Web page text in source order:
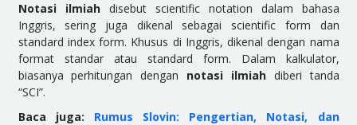
Notasi ilmiahdisebut scientific notation dalam bahasa
Inggris, sering juga dikenal sebagai scientific form dan
standard index form. Khusus di Inggris, dikenal dengan nama
format standar atau standard form. Dalam kalkulator,
biasanya perhitungan dengan notasi ilmiahdiberi tanda
“SCI”.
Baca juga: Rumus Slovin: Pengertian, Notasi, dan